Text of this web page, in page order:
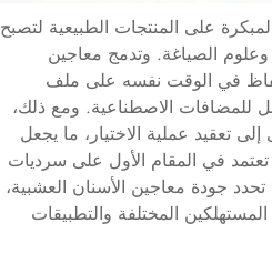
على المنتجات الطبيعية لتصبح
وعلوم الصياغة. وتدمج معاجين
الحفاظ في الوقت نفسه على ملف
للمضافات الاصطناعية. ومع ذلك،
تعقيد عملية الاختيار، ما يجعل
في المقام الأول على سرديات
جودة معاجين الأسنان العشبية،
المختلفة والتطبيقات